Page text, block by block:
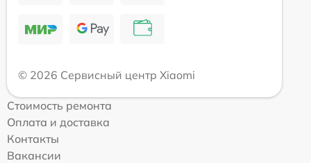
© 2026 Сервисный центр Xiaomi
Стоимость ремонта
Оплата и доставка
Контакты
Вакансии